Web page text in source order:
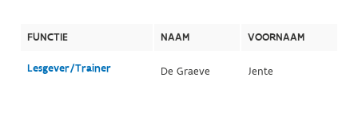
FUNCTIE NAAM VOORNAAM
Lesgever/Trainer De Graeve Jente